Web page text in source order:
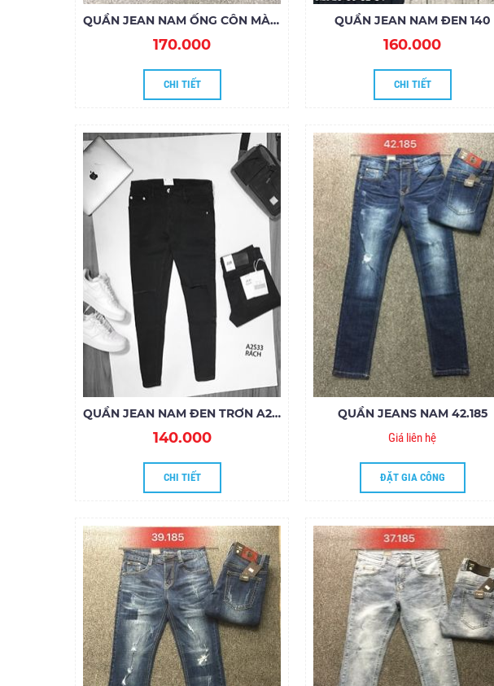
QUẦN JEAN NAM ỐNG CÔN MÀU ĐEN
170.000
CHI TIẾT
QUẦN JEAN NAM ĐEN 140
160.000
CHI TIẾT
QUẦN JEAN NAM ĐEN TRƠN A2S33
140.000
CHI TIẾT
QUẦN JEANS NAM 42.185
Giá liên hệ
ĐẶT GIA CÔNG